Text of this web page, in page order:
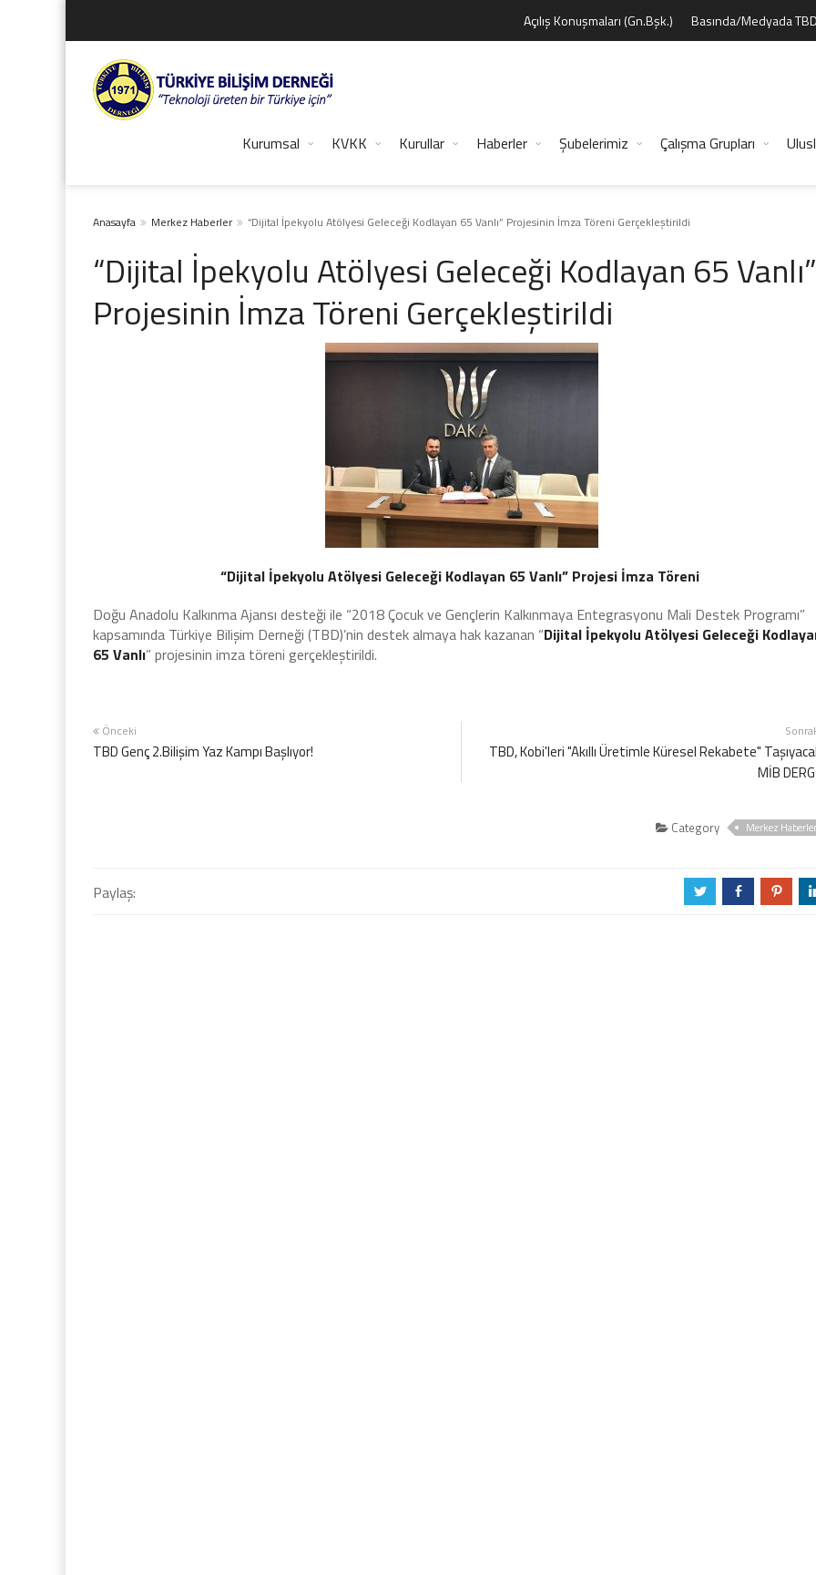
Açılış Konuşmaları (Gn.Bşk.) Basında/Medyada
Kurumsal KVKK Kurullar Haberler Şubelerimiz Çalışma Grupları
Anasayfa Merkez Haberler “Dijital İpekyolu Atölyesi Geleceği Kodlayan 65 Vanlı” Projesinin İmza Töreni Gerçekleştirildi
“Dijital İpekyolu Atölyesi Geleceği Kodlayan 65 Vanlı”
Projesinin İmza Töreni Gerçekleştirildi
“Dijital İpekyolu Atölyesi Geleceği Kodlayan 65 Vanlı” Projesi İmza Töreni
Doğu Anadolu Kalkınma Ajansı desteği ile “2018 Çocuk ve Gençlerin Kalkınmaya Entegrasyonu Mali Destek Programı”
kapsamında Türkiye Bilişim Derneği (TBD)’nin destek almaya hak kazanan “Dijital İpekyolu Atölyesi Geleceği
65 Vanlı” projesinin imza töreni gerçekleştirildi.
Önceki
TBD Genç 2.Bilişim Yaz Kampı Başlıyor!
TBD, Kobi'leri "Akıllı Üretimle Küresel Rekabete"
MİB
Category Merkez
Paylaş: a b d